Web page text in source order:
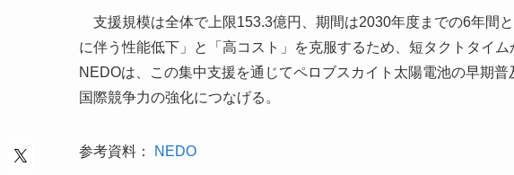
支援規模は全体で上限153.3億円、期間は2030年度までの6年間
に伴う性能低下」と「高コスト」を克服するため、短タクトタイム
NEDOは、この集中支援を通じてペロブスカイト太陽電池の早期
国際競争力の強化につなげる。
参考資料： NEDO